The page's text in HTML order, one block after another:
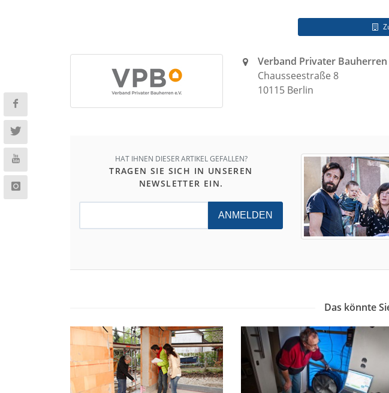
Verband Privater Bauherren
Chausseestraße 8
10115 Berlin
HAT IHNEN DIESER ARTIKEL GEFALLEN?
TRAGEN SIE SICH IN UNSEREN
NEWSLETTER EIN.
ANMELDEN
Das könnte